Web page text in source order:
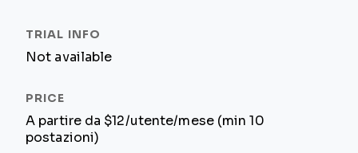
Not available
A partire da $12/utente/mese (min 10
postazioni)